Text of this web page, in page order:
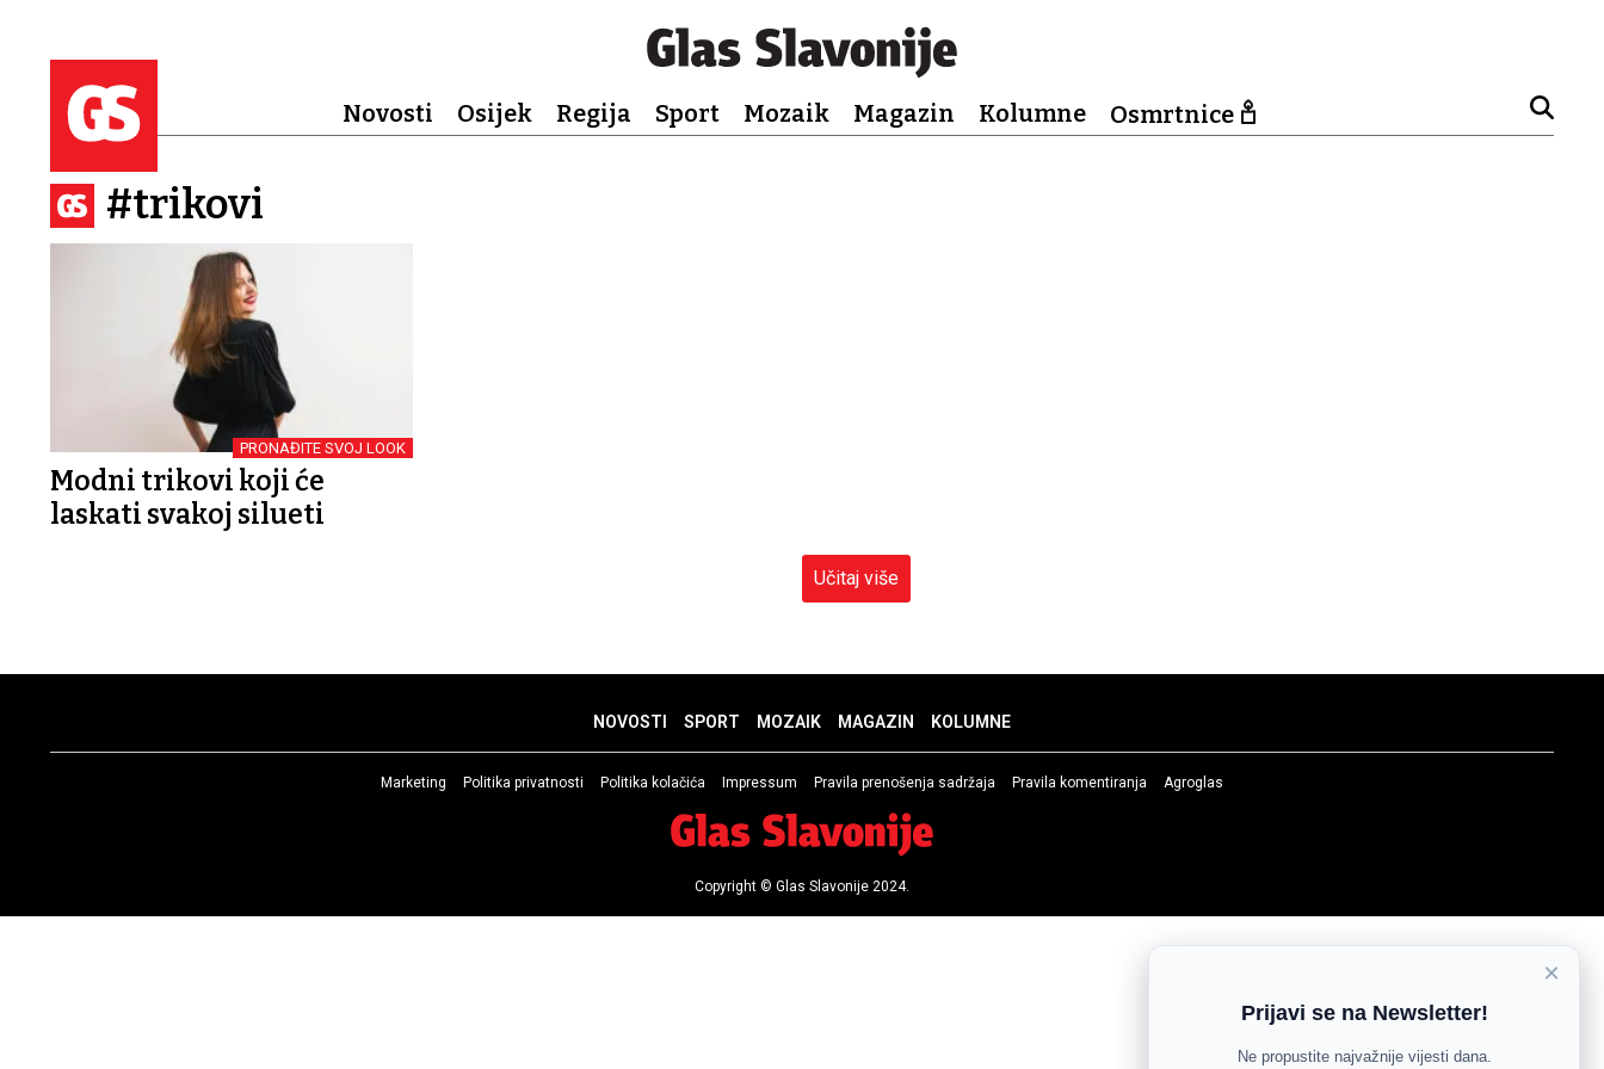
Novosti Osijek Regija Sport Mozaik Magazin Kolumne Osmrtnice
#trikovi
PRONAĐITE SVOJ LOOK
Modni trikovi koji će
laskati svakoj silueti
Učitaj više
NOVOSTI SPORT MOZAIK MAGAZIN KOLUMNE
Marketing Politika privatnosti Politika kolačića Impressum Pravila prenošenja sadržaja Pravila komentiranja Agroglas
Copyright © Glas Slavonije 2024.
×
Prijavi se na Newsletter!
Ne propustite najvažnije vijesti dana.